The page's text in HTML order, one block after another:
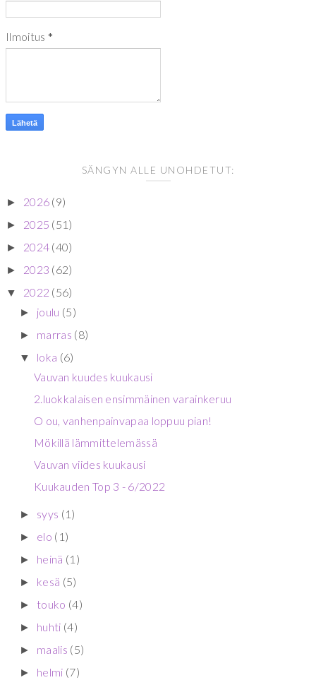
Ilmoitus *
SÄNGYN ALLE UNOHDETUT:
► 2026 (9)
► 2025 (51)
► 2024 (40)
► 2023 (62)
▼ 2022 (56)
► joulu (5)
► marras (8)
▼ loka (6)
Vauvan kuudes kuukausi
2.luokkalaisen ensimmäinen varainkeruu
O ou, vanhenpainvapaa loppuu pian!
Mökillä lämmittelemässä
Vauvan viides kuukausi
Kuukauden Top 3 - 6/2022
► syys (1)
► elo (1)
► heinä (1)
► kesä (5)
► touko (4)
► huhti (4)
► maalis (5)
► helmi (7)